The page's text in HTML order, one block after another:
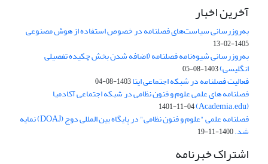
آخرین اخبار
به‌روزرسانی سیاست‌های فصلنامه در خصوص استفاده از هوش مصنوعی
1405-02-13
به‌روزرسانی شیوه‌نامه فصلنامه (اضافه شدن بخش چکیده تفصیلی
انگلیسی)1403-08-05
فعالیت فصلنامه در شبکه اجتماعی ایتا1403-08-04
فصلنامه های علمی علوم و فنون نظامی در شبکه اجتماعی آکادمیا
(Academia.edu)
1401-11-04
فصلنامه علمی "علوم و فنون نظامی" در پایگاه بین المللی دوج (DOAJ) نمایه
شد.1400-11-19
اشتراک خبرنامه